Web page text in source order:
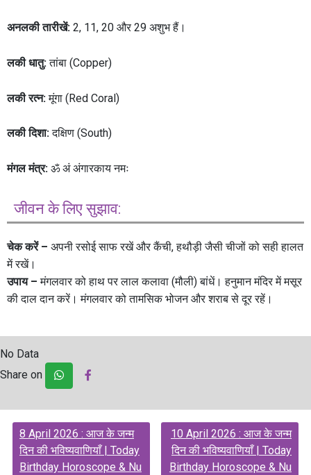
अनलकी तारीखें: 2, 11, 20 और 29 अशुभ हैं।
लकी धातु:तांबा (Copper)
लकी रत्न:मूंगा (Red Coral)
लकी दिशा:दक्षिण (South)
मंगल मंत्र: ॐ अं अंगारकाय नमः
जीवन के लिए सुझाव:
चेक करें – अपनी रसोई साफ रखें और कैंची, हथौड़ी जैसी चीजों को सही हालत
में रखें।
उपाय – मंगलवार को हाथ पर लाल कलावा (मौली) बांधें। हनुमान मंदिर में मसूर
की दाल दान करें। मंगलवार को तामसिक भोजन और शराब से दूर रहें।
No Data
Share on
Post
navigation
8 April 2026 : आज के जन्म
दिन की भविष्यवाणियाँ | Today
Birthday Horoscope & Nu
10 April 2026 : आज के जन्म
दिन की भविष्यवाणियाँ | Today
Birthday Horoscope & Nu